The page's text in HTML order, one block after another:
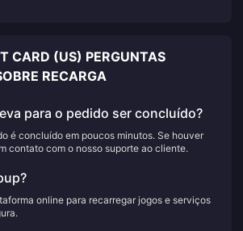
CARD (US) PERGUNTAS
RECARGA
para o pedido ser concluído?
é concluído em poucos minutos. Se houver
contato com o nosso suporte ao cliente.
online para recarregar jogos e serviços